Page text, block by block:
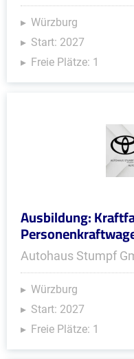
Würzburg
Start: 2027
Freie Plätze: 1
Ausbildung:
Autohaus Stumpf
Würzburg
Start: 2027
Freie Plätze: 1